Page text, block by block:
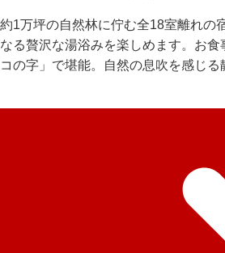
1万坪の自然林に佇む全18室離れの
る贅沢な湯浴みを楽しめます。お
の字」で堪能。自然の息吹を感じる